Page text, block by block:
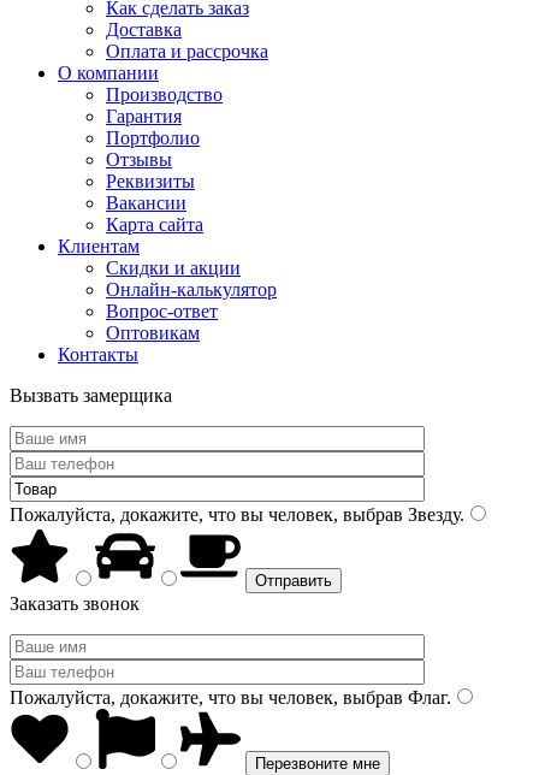
Как сделать заказ
Доставка
Оплата и рассрочка
О компании
Производство
Гарантия
Портфолио
Отзывы
Реквизиты
Вакансии
Карта сайта
Клиентам
Скидки и акции
Онлайн-калькулятор
Вопрос-ответ
Оптовикам
Контакты
Вызвать замерщика
Пожалуйста, докажите, что вы человек, выбрав Звезду.
Заказать звонок
Пожалуйста, докажите, что вы человек, выбрав Флаг.